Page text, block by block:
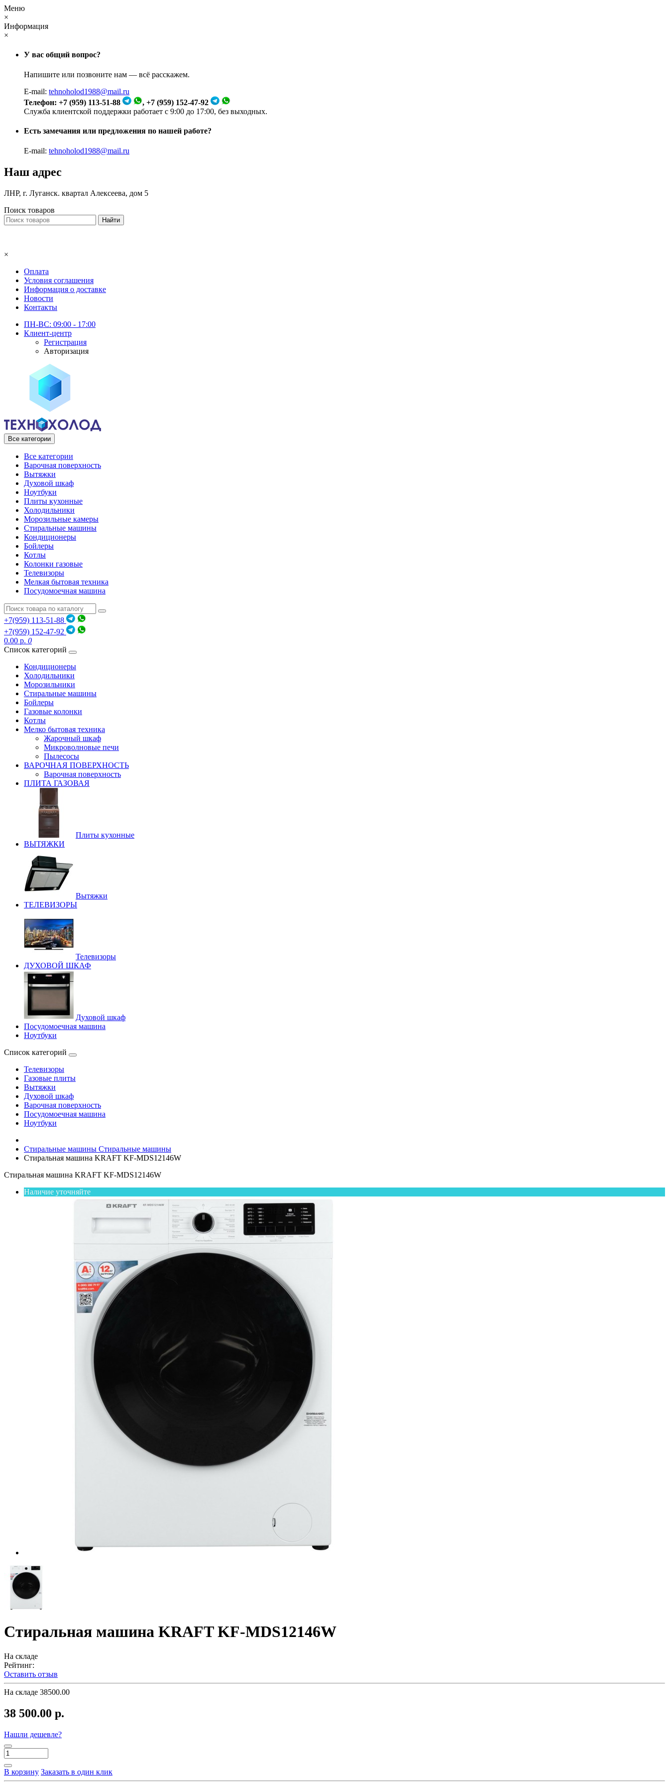
Меню
×
Информация
×
У вас общий вопрос?
Напишите или позвоните нам — всё расскажем.
E-mail: tehnoholod1988@mail.ru
Телефон: +7 (959) 113-51-88
, +7 (959) 152-47-92
Служба клиентской поддержки работает с 9:00 до 17:00, без выходных.
Есть замечания или предложения по нашей работе?
E-mail: tehnoholod1988@mail.ru
Наш адрес
ЛНР, г. Луганск. квартал Алексеева, дом 5
Поиск товаров
×
Оплата
Условия соглашения
Информация о доставке
Новости
Контакты
ПН-ВС: 09:00 - 17:00
Клиент-центр
Регистрация
Авторизация
Все категории
Все категории
Варочная поверхность
Вытяжки
Духовой шкаф
Ноутбуки
Плиты кухонные
Холодильники
Морозильные камеры
Стиральные машины
Кондиционеры
Бойлеры
Котлы
Колонки газовые
Телевизоры
Мелкая бытовая техника
Посудомоечная машина
+7(959) 113-51-88
+7(959) 152-47-92
0.00 р. 0
Список категорий
Кондиционеры
Холодильники
Морозильники
Стиральные машины
Бойлеры
Газовые колонки
Котлы
Мелко бытовая техника
Жарочный шкаф
Микроволновые печи
Пылесосы
ВАРОЧНАЯ ПОВЕРХНОСТЬ
Варочная поверхность
ПЛИТА ГАЗОВАЯ
Плиты кухонные
ВЫТЯЖКИ
Вытяжки
ТЕЛЕВИЗОРЫ
Телевизоры
ДУХОВОЙ ШКАФ
Духовой шкаф
Посудомоечная машина
Ноутбуки
Список категорий
Телевизоры
Газовые плиты
Вытяжки
Духовой шкаф
Варочная поверхность
Посудомоечная машина
Ноутбуки
Стиральные машины Стиральные машины
Стиральная машина KRAFT KF-MDS12146W
Стиральная машина KRAFT KF-MDS12146W
Наличие уточняйте
Стиральная машина KRAFT KF-MDS12146W
На складе
Рейтинг:
Оставить отзыв
На складе 38500.00
38 500.00 р.
Нашли дешевле?
В корзину Заказать в один клик